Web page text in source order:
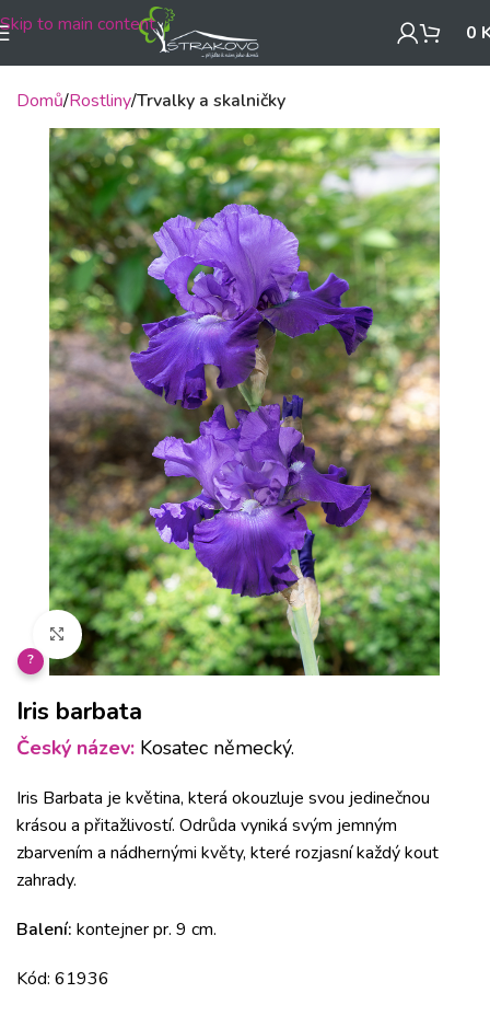
Skip to main content 0
Domů Rostliny Trvalky a skalničky
Klikněte pro zvětšení
?
Iris barbata
Český název: Kosatec německý.
Iris Barbata je květina, která okouzluje svou jedinečnou
krásou a přitažlivostí. Odrůda vyniká svým jemným
zbarvením a nádhernými květy, které rozjasní každý kout
zahrady.
Balení: kontejner pr. 9 cm.
Kód: 61936